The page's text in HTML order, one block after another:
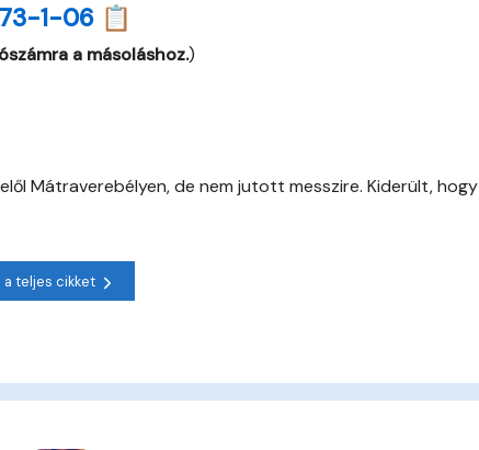
1-06 📋
a másoláshoz.)
Mátraverebélyen, de nem jutott messzire. Kiderült, hogy
a teljes cikket